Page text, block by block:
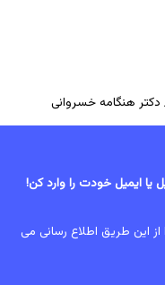
هنگامه خسروانی
یا ایمیل خودت را وارد کن!
این طریق اطلاع رسانی می